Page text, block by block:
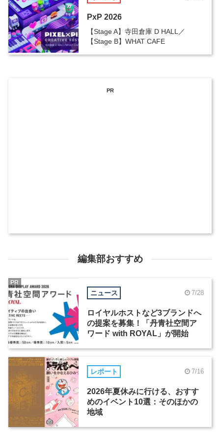
PxP 2026
【Stage A】寺田倉庫 D HALL／
【Stage B】WHAT CAFE
PR
編集部おすすめ
ニュース 7/28
ロイヤルホストなど3ブランドへ
の提案を募集！「丹青社空間ア
ワード with ROYAL」が開始
PR
レポート 7/16
2026年夏休みに行ける、おすす
めのイベント10選：そのほかの
地域